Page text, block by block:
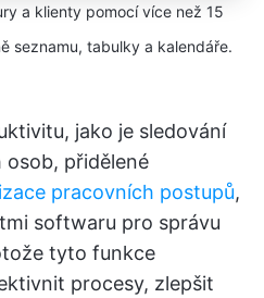
a klienty pomocí více než 15
seznamu, tabulky a kalendáře.
jako je sledování
osob, přidělené
pracovních postupů,
softwaru pro správu
tyto funkce
procesy, zlepšit